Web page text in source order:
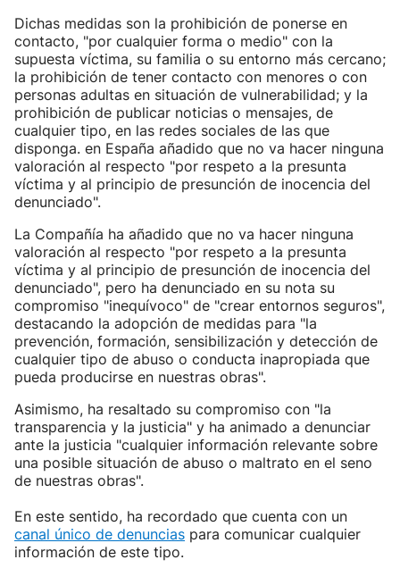
Dichas medidas son la prohibición de ponerse en
contacto, "por cualquier forma o medio" con la
supuesta víctima, su familia o su entorno más cercano;
la prohibición de tener contacto con menores o con
personas adultas en situación de vulnerabilidad; y la
prohibición de publicar noticias o mensajes, de
cualquier tipo, en las redes sociales de las que
disponga. en España añadido que no va hacer ninguna
valoración al respecto "por respeto a la presunta
víctima y al principio de presunción de inocencia del
denunciado".
La Compañía ha añadido que no va hacer ninguna
valoración al respecto "por respeto a la presunta
víctima y al principio de presunción de inocencia del
denunciado", pero ha denunciado en su nota su
compromiso "inequívoco" de "crear entornos seguros",
destacando la adopción de medidas para "la
prevención, formación, sensibilización y detección de
cualquier tipo de abuso o conducta inapropiada que
pueda producirse en nuestras obras".
Asimismo, ha resaltado su compromiso con "la
transparencia y la justicia" y ha animado a denunciar
ante la justicia "cualquier información relevante sobre
una posible situación de abuso o maltrato en el seno
de nuestras obras".
En este sentido, ha recordado que cuenta con un
canal único de denuncias para comunicar cualquier
información de este tipo.